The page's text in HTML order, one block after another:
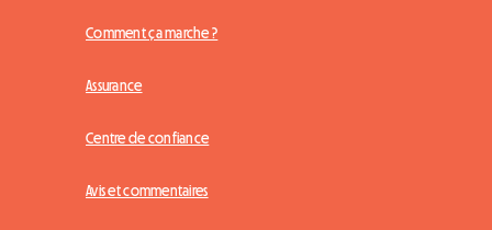
Comment ça marche ?
Assurance
Centre de confiance
Avis et commentaires